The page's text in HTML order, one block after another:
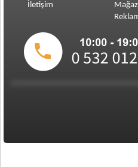
İletişim